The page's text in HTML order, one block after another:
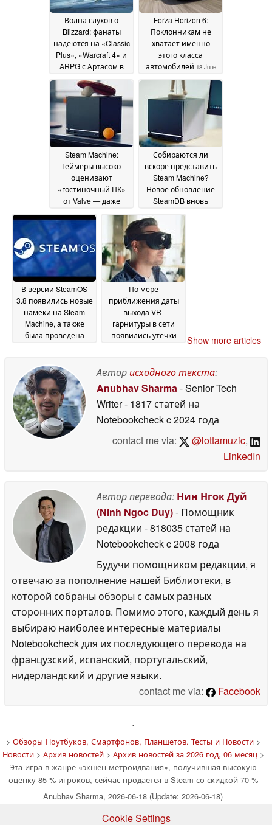
Волна слухов о
Blizzard: фанаты
надеются на «Classic
Plus», «Warcraft 4» и
ARPG с Артасом в
главной роли
2026
Forza Horizon 6:
Поклонникам не
хватает именно
этого класса
автомобилей 18 June
2026
Steam Machine:
Геймеры высоко
оценивают
«гостиночный ПК»
от Valve — даже
несмотря на то, что
не хотят его
покупать
18 June 2026
Собираются ли
вскоре представить
Steam Machine?
Новое обновление
SteamDB вновь
разжигает
спекуляции
В версии SteamOS
3.8 появились новые
намеки на Steam
Machine, а также
была проведена
системы Valve к
поддержке большего
числа портативных
устройств18 June 2026
По мере
приближения даты
выхода VR-
гарнитуры в сети
появились утечки
Frame со сменным
аккумулятором
2026
Show more articles
Авторисходного текста:
Anubhav Sharma- Senior Tech
Writer- 1817 статей на
Notebookcheckc 2024 года
contact me via:
@lottamuzic,
LinkedIn
Автор перевода: Нин Нгок Дуй
(Ninh Ngoc Duy)- Помощник
редакции - 818035 статей на
Notebookcheckc 2008 года
Будучи помощником редакции, я
отвечаю за пополнение нашей Библиотеки, в
которой собраны обзоры с самых разных
сторонних порталов. Помимо этого, каждый день я
выбираю наиболее интересные материалы
Notebookcheck для их последующего перевода на
французский, испанский, португальский,
нидерландский и другие языки.
contact me via:
Facebook
'
> Обзоры Ноутбуков, Смартфонов, Планшетов. Тесты и Новости>
Новости> Архив новостей> Архив новостей за 2026 год, 06 месяц>
Эта игра в жанре «экшен-метроидвания», получившая высокую
оценку 85 % игроков, сейчас продается в Steam со скидкой 70 %
Anubhav Sharma, 2026-06-18 (Update: 2026-06-18)
Cookie Settings